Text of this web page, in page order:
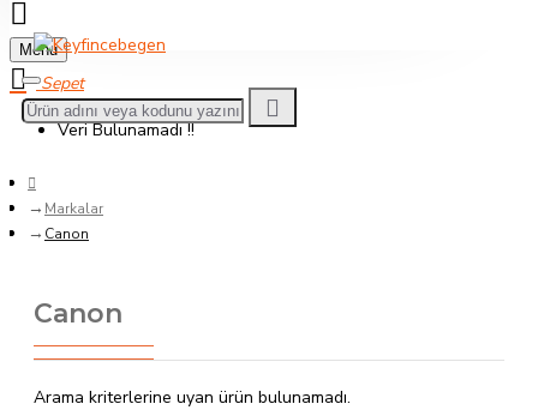
Menu
Veri Bulunamadı !!
Markalar
Canon
Canon
Arama kriterlerine uyan ürün bulunamadı.